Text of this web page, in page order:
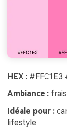
HEX : #FFC1E3
Ambiance :
Idéale pour :
lifestyle